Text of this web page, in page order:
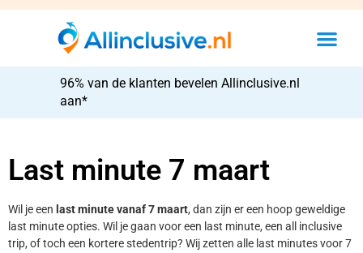
96% van de klanten bevelen Allinclusive.nl
aan*
Last minute 7 maart
Wil je een last minute vanaf 7 maart, dan zijn er een hoop geweldige
last minute opties. Wil je gaan voor een last minute, een all inclusive
trip, of toch een kortere stedentrip? Wij zetten alle last minutes voor 7